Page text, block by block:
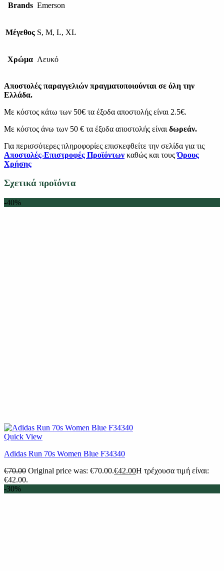
Brands Emerson
Μέγεθος S, M, L, XL
Χρώμα Λευκό
Αποστολές παραγγελιών πραγματοποιούνται σε όλη την
Ελλάδα.
Με κόστος κάτω των 50€ τα έξοδα αποστολής είναι 2.5€.
Με κόστος άνω των 50 € τα έξοδα αποστολής είναι δωρεάν.
Για περισσότερες πληροφορίες επισκεφθείτε την σελίδα για τις
Αποστολές-Επιστροφές Προϊόντων καθώς και τουςΌρους
Χρήσης
Σχετικά προϊόντα
-40%
Quick View
Adidas Run 70s Women Blue F34340
€70.00 Original price was: €70.00.€42.00Η τρέχουσα τιμή είναι:
€42.00.
-30%